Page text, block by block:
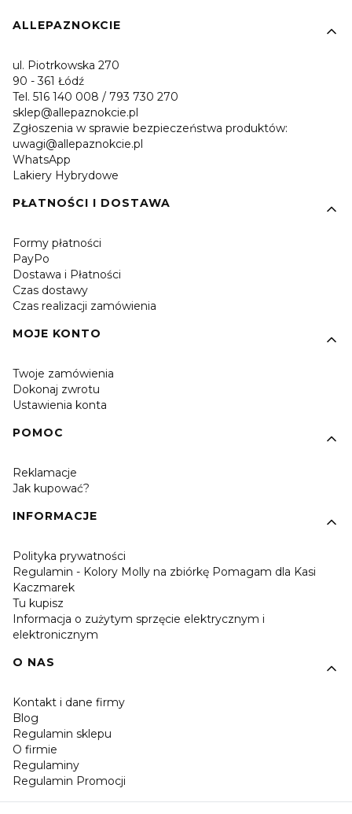
Linki w stopce
ALLEPAZNOKCIE
ul. Piotrkowska 270
90 - 361 Łódź
Tel. 516 140 008 / 793 730 270
sklep@allepaznokcie.pl
Zgłoszenia w sprawie bezpieczeństwa produktów:
uwagi@allepaznokcie.pl
WhatsApp
Lakiery Hybrydowe
PŁATNOŚCI I DOSTAWA
Formy płatności
PayPo
Dostawa i Płatności
Czas dostawy
Czas realizacji zamówienia
MOJE KONTO
Twoje zamówienia
Dokonaj zwrotu
Ustawienia konta
POMOC
Reklamacje
Jak kupować?
INFORMACJE
Polityka prywatności
Regulamin - Kolory Molly na zbiórkę Pomagam dla Kasi
Kaczmarek
Tu kupisz
Informacja o zużytym sprzęcie elektrycznym i
elektronicznym
O NAS
Kontakt i dane firmy
Blog
Regulamin sklepu
O firmie
Regulaminy
Regulamin Promocji